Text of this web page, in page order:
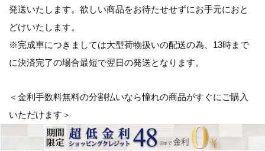
発送いたします。欲しい商品をお待たせせずにお手元におと
どけいたします。
※完成車につきましては大型荷物扱いの配送の為、13時まで
に決済完了の場合最短で翌日の発送となります。
＜金利手数料無料の分割払いなら憧れの商品がすぐにご購入
いただけます＞